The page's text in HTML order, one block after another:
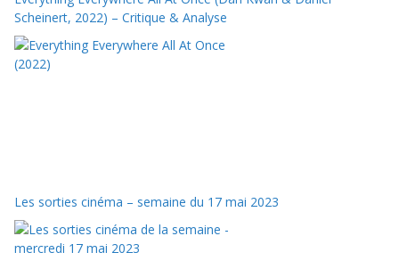
Scheinert, 2022) – Critique & Analyse
Les sorties cinéma – semaine du 17 mai 2023